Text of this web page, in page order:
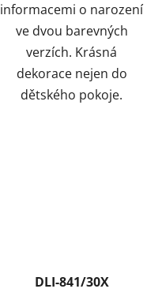
informacemi o narození
ve dvou barevných
verzích. Krásná
dekorace nejen do
dětského pokoje.
DLI-841/30X